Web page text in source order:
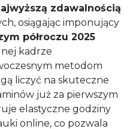
zdawalnością
osiągając imponujący
półroczu 2025
kadrze
metodom
liczyć na skuteczne
już za pierwszym
elastyczne godziny
online, co pozwala